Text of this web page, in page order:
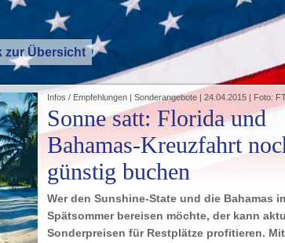
zur Übersicht
Infos / Empfehlungen | Sonderangebote | 24.04.2015 | Foto:
Sonne satt: Florida und
Bahamas-Kreuzfahrt
günstig buchen
Wer den Sunshine-State und die Bahamas
Spätsommer bereisen möchte, der kann
Sonderpreisen für Restplätze profitieren.